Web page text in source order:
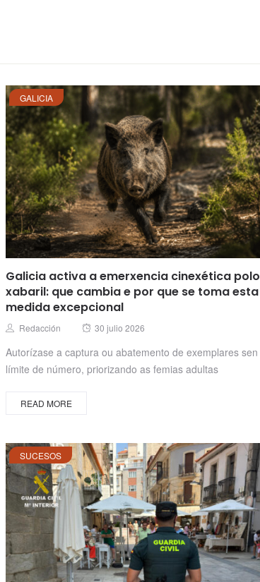
GALICIA
Galicia activa a emerxencia cinexética polo
xabaril: que cambia e por que se toma esta
medida excepcional
Author
Redacción
Posted
30 julio 2026
Autorízase a captura ou abatemento de exemplares sen
límite de número, priorizando as femias adultas
READ MORE
SUCESOS